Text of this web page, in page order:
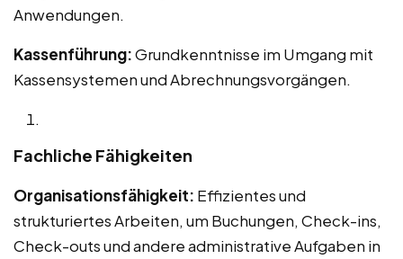
Anwendungen.
Kassenführung:Grundkenntnisse im Umgang mit
Kassensystemen und Abrechnungsvorgängen.
Fachliche Fähigkeiten
Organisationsfähigkeit: Effizientes und
strukturiertes Arbeiten, um Buchungen, Check-ins,
Check-outs und andere administrative Aufgaben in